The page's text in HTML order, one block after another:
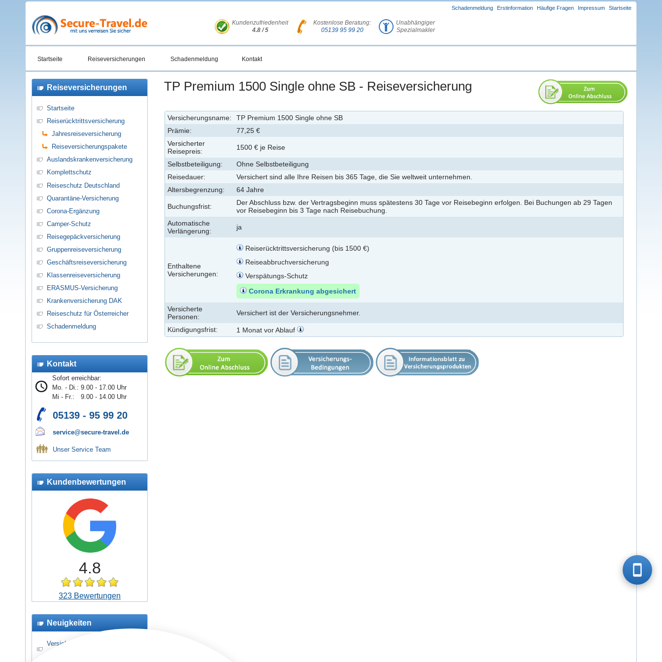
Schadenmeldung Erstinformation Häufige Fragen Impressum Startseite
Kundenzufriedenheit
4.8 / 5
Kostenlose Beratung:
05139 95 99 20
Unabhängiger
Spezialmakler
Startseite Reiseversicherungen Schadenmeldung Kontakt
Reiseversicherungen
Startseite
Reiserücktrittsversicherung
Jahresreiseversicherung
Reiseversicherungspakete
Auslandskrankenversicherung
Komplettschutz
Reiseschutz Deutschland
Quarantäne-Versicherung
Corona-Ergänzung
Camper-Schutz
Reisegepäckversicherung
Gruppenreiseversicherung
Geschäftsreiseversicherung
Klassenreiseversicherung
ERASMUS-Versicherung
Krankenversicherung DAK
Reiseschutz für Österreicher
Schadenmeldung
Kontakt
Sofort erreichbar:
Mo. - Di.: 9.00 - 17.00 Uhr
Mi - Fr.:
9.00 - 14.00 Uhr
05139 - 95 99 20
service@secure-travel.de
Unser Service Team
Kundenbewertungen
4.8
323 Bewertungen
Neuigkeiten
Versicherungsschutz für
TP Premium 1500 Single ohne SB - Reiseversicherung
Versicherungsname:
TP Premium 1500 Single ohne SB
Prämie:
77,25 €
Versicherter
Reisepreis:
1500 € je Reise
Selbstbeteiligung:
Ohne Selbstbeteiligung
Reisedauer:
Versichert sind alle Ihre Reisen bis 365 Tage, die Sie weltweit unternehmen.
Altersbegrenzung:
64 Jahre
Buchungsfrist:
Der Abschluss bzw. der Vertragsbeginn muss spätestens 30 Tage vor Reisebeginn erfolgen. Bei Buchungen ab 29 Tagen
vor Reisebeginn bis 3 Tage nach Reisebuchung.
Automatische
Verlängerung:
ja
Enthaltene
Versicherungen:
Reiserücktrittsversicherung (bis 1500 €)
Reiseabbruchversicherung
Verspätungs-Schutz
Corona Erkrankung abgesichert
Versicherte
Personen:
Versichert ist der Versicherungsnehmer.
Kündigungsfrist: 1 Monat vor Ablauf